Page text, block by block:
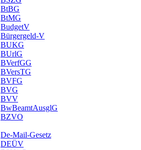
BtBG
BtMG
BudgetV
Bürgergeld-V
BUKG
BUrlG
BVerfGG
BVersTG
BVFG
BVG
BVV
BwBeamtAusglG
BZVO
De-Mail-Gesetz
DEÜV